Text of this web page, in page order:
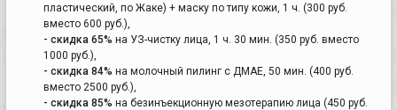
пластический, по Жаке) + маску по типу кожи, 1 ч. (300 руб.
вместо 600 руб.),
- скидка 65% на УЗ-чистку лица, 1 ч. 30 мин. (350 руб. вместо
1000 руб.),
- скидка 84% на молочный пилинг с ДМАЕ, 50 мин. (400 руб.
вместо 2500 руб.),
- скидка 85% на безинъекционную мезотерапию лица (450 руб.